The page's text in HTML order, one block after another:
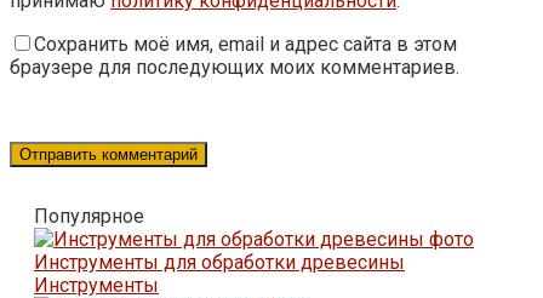
Сохранить моё имя, email и адрес сайта в этом
браузере для последующих моих комментариев.
Популярное
Инструменты для обработки древесины
Инструменты